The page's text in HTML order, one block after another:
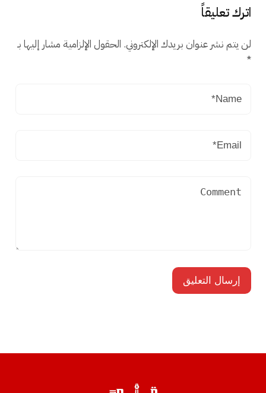
اترك تعليقاً
لن يتم نشر عنوان بريدك الإلكتروني. الحقول الإلزامية مشار إليها بـ
*